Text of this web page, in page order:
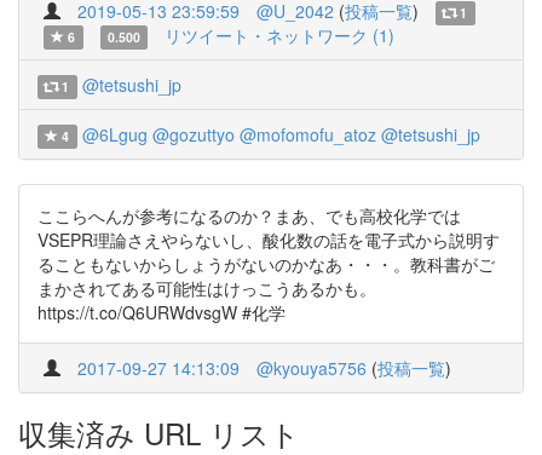
2019-05-13 23:59:59 @U_2042 (投稿一覧)
1
6
0.500 リツイート・ネットワーク (1)
1 @tetsushi_jp
4 @6Lgug @gozuttyo @mofomofu_atoz @tetsushi_jp
ここらへんが参考になるのか？まあ、でも高校化学では
VSEPR理論さえやらないし、酸化数の話を電子式から説明す
ることもないからしょうがないのかなあ・・・。教科書がご
まかされてある可能性はけっこうあるかも。
https://t.co/Q6URWdvsgW #化学
2017-09-27 14:13:09 @kyouya5756 (投稿一覧)
収集済み URL リスト